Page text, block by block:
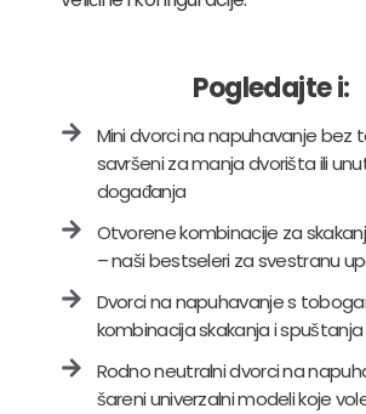
Pogledajte i:
Mini dvorci na napuhavanje bez
savršeni za manja dvorišta ili
događanja
Otvorene kombinacije za
– naši bestseleri za svestranu
Dvorci na napuhavanje s
kombinacija skakanja i spuštanja
Rodno neutralni dvorci na
šareni univerzalni modeli koje